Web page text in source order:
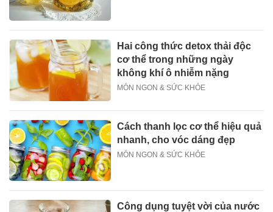
Hai công thức detox thải độc
cơ thể trong những ngày
không khí ô nhiễm nặng
MÓN NGON & SỨC KHỎE
Cách thanh lọc cơ thể hiệu quả
nhanh, cho vóc dáng đẹp
MÓN NGON & SỨC KHỎE
Công dụng tuyệt vời của nước